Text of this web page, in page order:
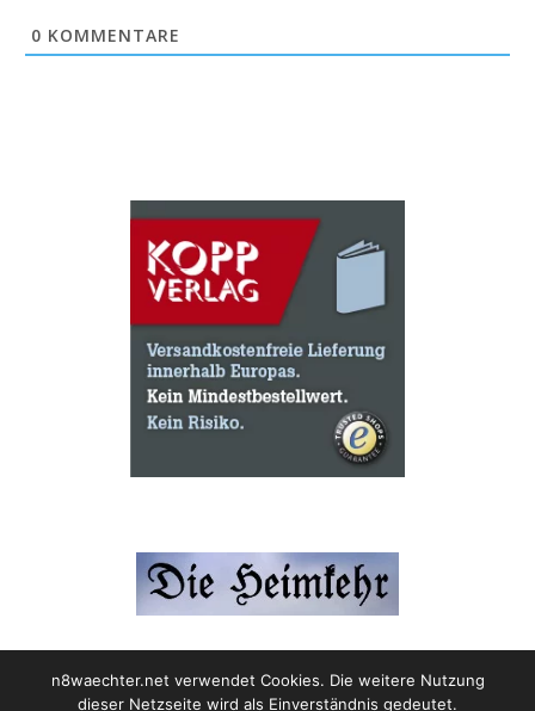
0 KOMMENTARE
n8waechter.net verwendet Cookies. Die weitere Nutzung
dieser Netzseite wird als Einverständnis gedeutet.